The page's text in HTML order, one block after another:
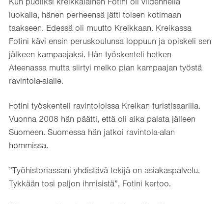
luokalla, hänen perheensä jätti toisen kotimaan
taakseen. Edessä oli muutto Kreikkaan. Kreikassa
Fotini kävi ensin peruskoulunsa loppuun ja opiskeli sen
jälkeen kampaajaksi. Hän työskenteli hetken
Ateenassa mutta siirtyi melko pian kampaajan työstä
ravintola-alalle.
Fotini työskenteli ravintoloissa Kreikan turistisaarilla.
Vuonna 2008 hän päätti, että oli aika palata jälleen
Suomeen. Suomessa hän jatkoi ravintola-alan
hommissa.
”Työhistoriassani yhdistävä tekijä on asiakaspalvelu.
Tykkään tosi paljon ihmisistä”, Fotini kertoo.